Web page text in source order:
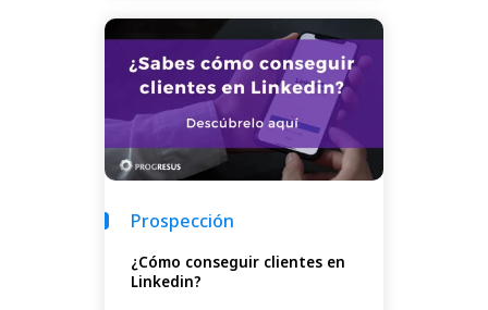
Prospección
¿Cómo conseguir clientes en
Linkedin?